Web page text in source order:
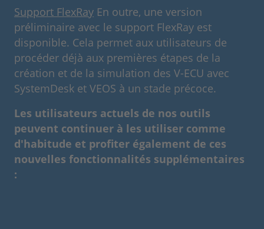
Support FlexRay En outre, une version
préliminaire avec le support FlexRay est
disponible. Cela permet aux utilisateurs de
procéder déjà aux premières étapes de la
création et de la simulation des V-ECU avec
SystemDesk et VEOS à un stade précoce.
Les utilisateurs actuels de nos outils
peuvent continuer à les utiliser comme
d'habitude et profiter également de ces
nouvelles fonctionnalités supplémentaires
: